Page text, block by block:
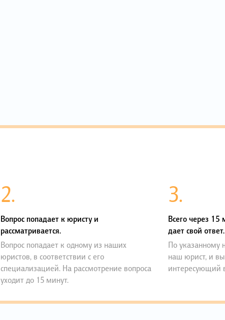
2.
Вопрос попадает к юристу и
рассматривается.
Вопрос попадает к одному из наших
юристов, в соответствии с его
специализацией. На рассмотрение вопроса
уходит до 15 минут.
3.
Всего через
дает свой ответ.
По указанному
наш юрист, и
интересующий